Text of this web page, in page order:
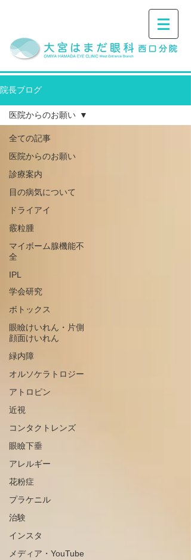
院長ブログ
全ての記事
医院からのお願い
診療案内
目の病気について
ドライアイ
霰粒腫
マイボーム腺機能不
全
IPL
学会研究
ボトックス
眼瞼けいれん・片側
顔面けいれん
緑内障
オルソケラトロジー
アトロピン
近視
コンタクトレンズ
眼瞼下垂
アレルギー
花粉症
プラケニル
治験
インスタ
メディア・YouTube
医院からのお願い